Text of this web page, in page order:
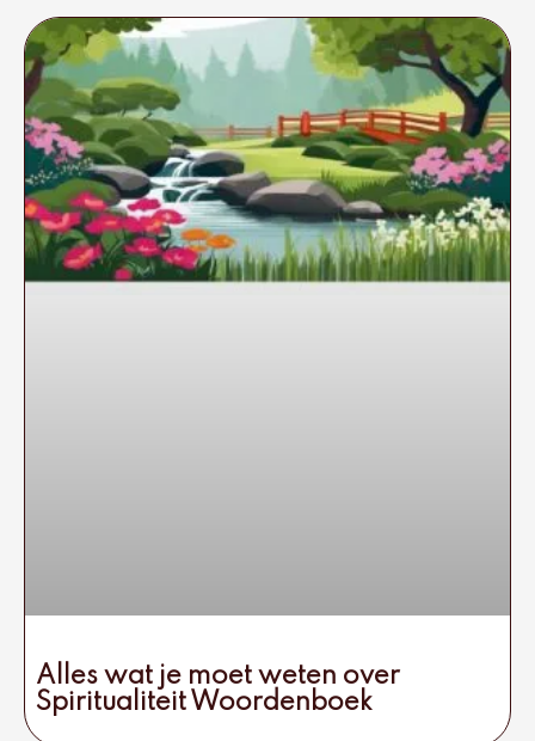
Alles wat je moet weten over
Spiritualiteit Woordenboek